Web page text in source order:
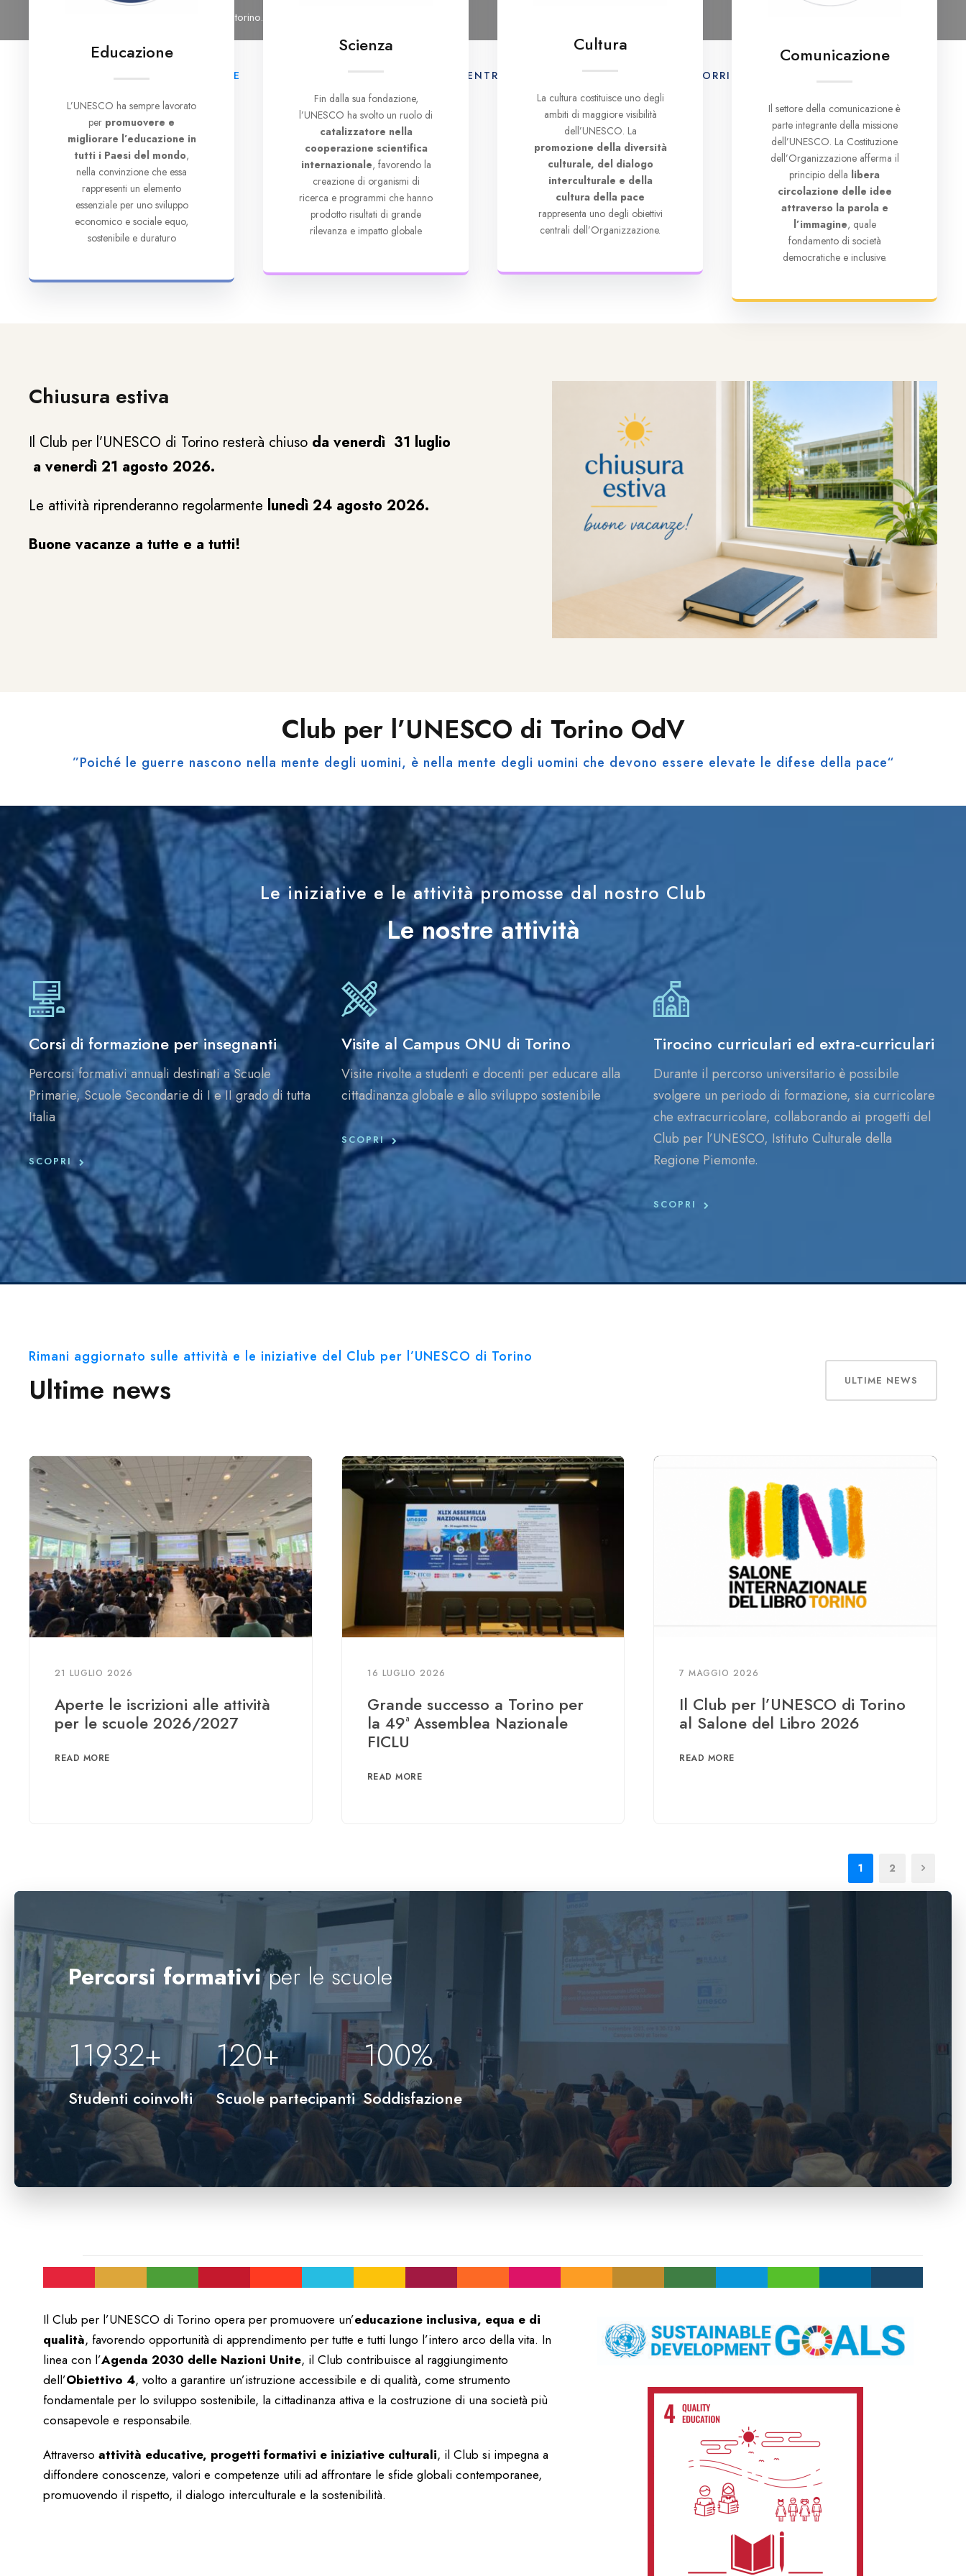
Email: segreteria@cutorino.org
HOME ATTIVITÀ CENTRO DI DOCUMENTAZIONE IL CORRIERE UNESCO
Educazione
L’UNESCO ha sempre lavorato
per promuovere e
migliorare l’educazione in
tutti i Paesi del mondo,
nella convinzione che essa
rappresenti un elemento
essenziale per uno sviluppo
economico e sociale equo,
sostenibile e duraturo
Scienza
Fin dalla sua fondazione,
l’UNESCO ha svolto un ruolo di
catalizzatore nella
cooperazione scientifica
internazionale, favorendo la
creazione di organismi di
ricerca e programmi che hanno
prodotto risultati di grande
rilevanza e impatto globale
Cultura
La cultura costituisce uno degli
ambiti di maggiore visibilità
dell’UNESCO. La
promozione della diversità
culturale, del dialogo
interculturale e della
cultura della pace
rappresenta uno degli obiettivi
centrali dell’Organizzazione.
Comunicazione
Il settore della comunicazione è
parte integrante della missione
dell’UNESCO. La Costituzione
dell’Organizzazione afferma il
principio della libera
circolazione delle idee
attraverso la parola e
l’immagine, quale
fondamento di società
democratiche e inclusive.
Chiusura estiva
Il Club per l’UNESCO di Torino resterà chiuso da venerdì 31 luglio
a venerdì 21 agosto 2026.
Le attività riprenderanno regolarmente lunedì 24 agosto 2026.
Buone vacanze a tutte e a tutti!
Club per l’UNESCO di Torino OdV
”Poiché le guerre nascono nella mente degli uomini, è nella mente degli uomini che devono essere elevate le difese della pace“
Le iniziative e le attività promosse dal nostro Club
Le nostre attività
Corsi di formazione per insegnanti
Percorsi formativi annuali destinati a Scuole
Primarie, Scuole Secondarie di I e II grado di tutta
Italia
SCOPRI
Visite al Campus ONU di Torino
Visite rivolte a studenti e docenti per educare alla
cittadinanza globale e allo sviluppo sostenibile
SCOPRI
Tirocino curriculari ed extra-curriculari
Durante il percorso universitario è possibile
svolgere un periodo di formazione, sia curricolare
che extracurricolare, collaborando ai progetti del
Club per l’UNESCO, Istituto Culturale della
Regione Piemonte.
SCOPRI
Rimani aggiornato sulle attività e le iniziative del Club per l’UNESCO di Torino
Ultime news ULTIME NEWS
21 LUGLIO 2026
Aperte le iscrizioni alle attività
per le scuole 2026/2027
READ MORE
16 LUGLIO 2026
Grande successo a Torino per
la 49ª Assemblea Nazionale
FICLU
READ MORE
7 MAGGIO 2026
Il Club per l’UNESCO di Torino
al Salone del Libro 2026
READ MORE
1 2
Percorsi formativiper le scuole
12000+
Studenti coinvolti
120+
Scuole partecipanti
100%
Soddisfazione
Il Club per l’UNESCO di Torino opera per promuovere un’educazione inclusiva, equa e di
qualità, favorendo opportunità di apprendimento per tutte e tutti lungo l’intero arco della vita. In
linea con l’Agenda 2030 delle Nazioni Unite, il Club contribuisce al raggiungimento
dell’Obiettivo 4, volto a garantire un’istruzione accessibile e di qualità, come strumento
fondamentale per lo sviluppo sostenibile, la cittadinanza attiva e la costruzione di una società più
consapevole e responsabile.
Attraverso attività educative, progetti formativi e iniziative culturali, il Club si impegna a
diffondere conoscenze, valori e competenze utili ad affrontare le sfide globali contemporanee,
promuovendo il rispetto, il dialogo interculturale e la sostenibilità.